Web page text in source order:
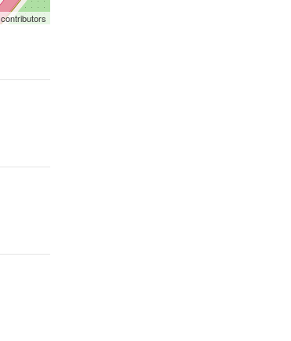
contributors